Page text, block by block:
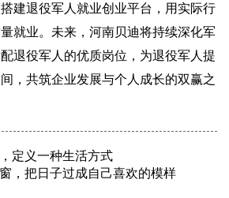
建退役军人就业创业平台，用实际行
就业。未来，河南贝迪将持续深化军
退役军人的优质岗位，为退役军人提
，共筑企业发展与个人成长的双赢之
定义一种生活方式
，把日子过成自己喜欢的模样